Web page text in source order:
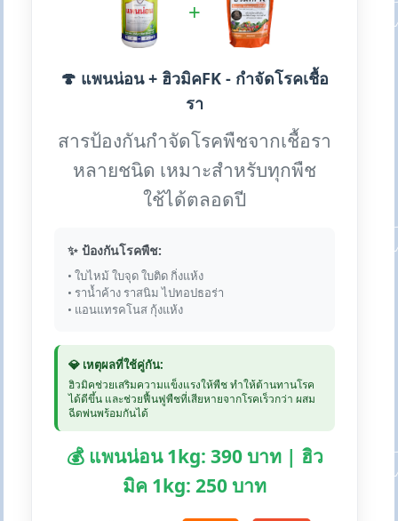
+
🍄 แพนน่อน + ฮิวมิคFK - กำจัดโรคเชื้อ
รา
สารป้องกันกำจัดโรคพืชจากเชื้อรา
หลายชนิด เหมาะสำหรับทุกพืช
ใช้ได้ตลอดปี
✨ ป้องกันโรคพืช:
• ใบไหม้ ใบจุด ใบติด กิ่งแห้ง
• ราน้ำค้าง ราสนิม ไปทอปธอร่า
• แอนแทรคโนส กุ้งแห้ง
💎 เหตุผลที่ใช้คู่กัน:
ฮิวมิคช่วยเสริมความแข็งแรงให้พืช ทำให้ต้านทานโรค
ได้ดีขึ้น และช่วยฟื้นฟูพืชที่เสียหายจากโรคเร็วกว่า ผสม
ฉีดพ่นพร้อมกันได้
💰 แพนน่อน 1kg: 390 บาท | ฮิว
มิค 1kg: 250 บาท